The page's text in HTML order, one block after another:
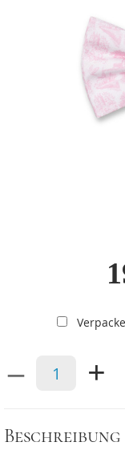
– +
Beschreibung